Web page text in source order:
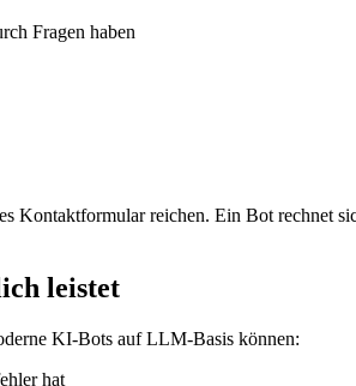
Fragen haben
Kontaktformular reichen. Ein Bot rechnet
leistet
KI-Bots auf LLM-Basis können:
hat